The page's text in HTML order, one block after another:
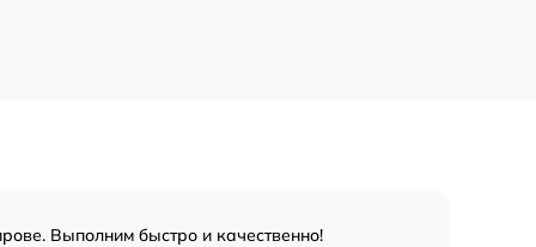
Выполним быстро и качественно!